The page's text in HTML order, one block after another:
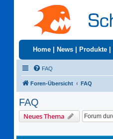
Home News Produkte
FAQ
Foren-Übersicht FAQ
FAQ
Neues Thema